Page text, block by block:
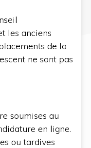
les anciens
de la
ne sont pas
soumises au
en ligne.
ou tardives